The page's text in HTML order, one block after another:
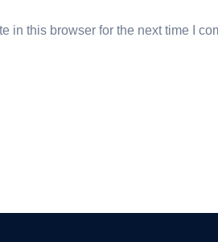
in this browser for the next time I